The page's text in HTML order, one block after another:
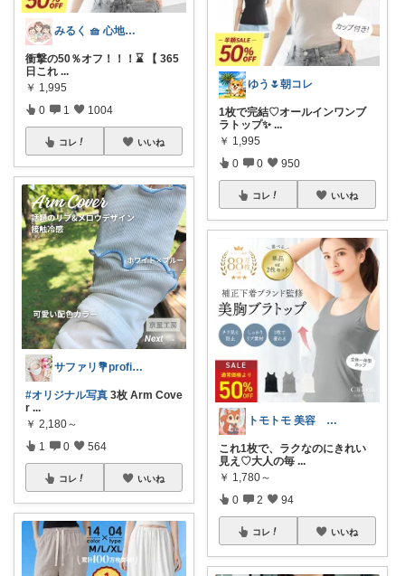
みるく 🧺 心地よい、上質な暮らしを
衝撃の50％オフ！！！⌛ 【 365
日これ ...
￥ 1,995
0 1 1004
コレ いいね
サファリ‎💐profileにてお礼
#オリジナル写真 3枚 Arm Cove
r ...
￥ 2,180～
1 0 564
コレ いいね
ゆう🌷朝コレ
1枚で完結♡オールインワンブ
ラトップ✨ ...
￥ 1,995
0 0 950
コレ いいね
トモトモ 美容 食品 子育てルーム
これ1枚で、ラクなのにきれい
見え♡大人の毎 ...
￥ 1,780～
0 2 94
コレ いいね